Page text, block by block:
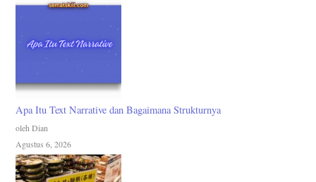
Apa Itu Text Narrative dan Bagaimana Strukturnya
oleh Dian
Agustus 6, 2026